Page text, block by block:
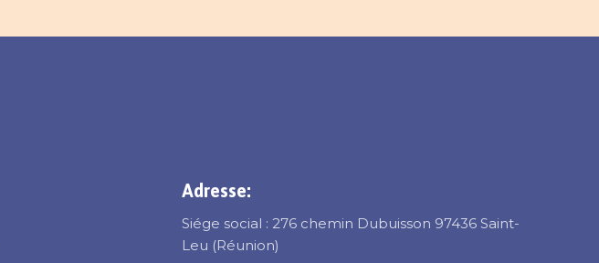
Adresse:
Siége social : 276 chemin Dubuisson 97436 Saint-
Leu (Réunion)